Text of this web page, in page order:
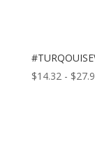
$14.32 - $